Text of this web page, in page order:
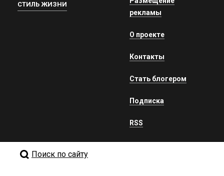
СТИЛЬ ЖИЗНИ
рекламы
О проекте
Контакты
Стать блогером
Подписка
RSS
Поиск по сайту